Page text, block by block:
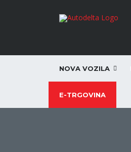
NOVA VOZILA
E-TRGOVINA